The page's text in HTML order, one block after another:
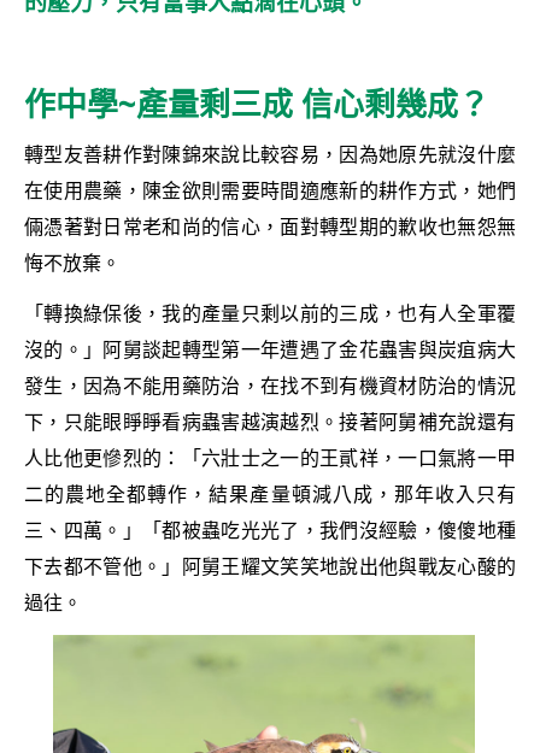
作中學~產量剩三成 信心剩幾成？
轉型友善耕作對陳錦來說比較容易，因為她原先就沒什麼
在使用農藥，陳金欲則需要時間適應新的耕作方式，她們
倆憑著對日常老和尚的信心，面對轉型期的歉收也無怨無
悔不放棄。
「轉換綠保後，我的產量只剩以前的三成，也有人全軍覆
沒的。」阿舅談起轉型第一年遭遇了金花蟲害與炭疽病大
發生，因為不能用藥防治，在找不到有機資材防治的情況
下，只能眼睜睜看病蟲害越演越烈。接著阿舅補充說還有
人比他更慘烈的：「六壯士之一的王貳祥，一口氣將一甲
二的農地全都轉作，結果產量頓減八成，那年收入只有
三、四萬。」「都被蟲吃光光了，我們沒經驗，傻傻地種
下去都不管他。」阿舅王耀文笑笑地說出他與戰友心酸的
過往。